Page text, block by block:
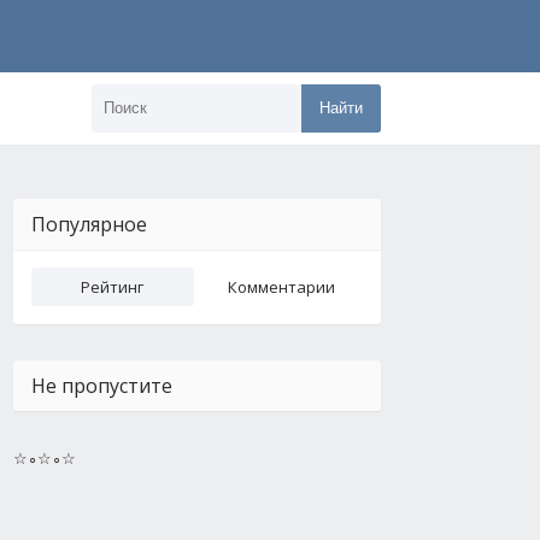
Найти
Популярное
Рейтинг Комментарии
Не пропустите
☆∘☆∘☆